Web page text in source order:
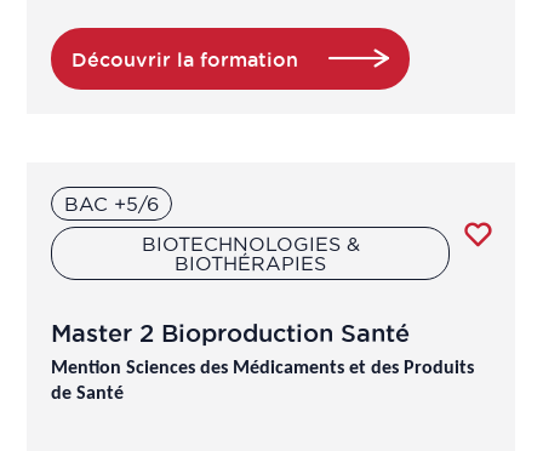
Assistant technico-réglementaire
Assistant technique d'ingénieur
Assistants qualité
Assureur qualité opérationnelle /
système
Découvrir la formation
BAC +5/6
BIOTECHNOLOGIES &
BIOTHÉRAPIES
Master 2 Bioproduction Santé
Mention Sciences des Médicaments et des Produits
de Santé